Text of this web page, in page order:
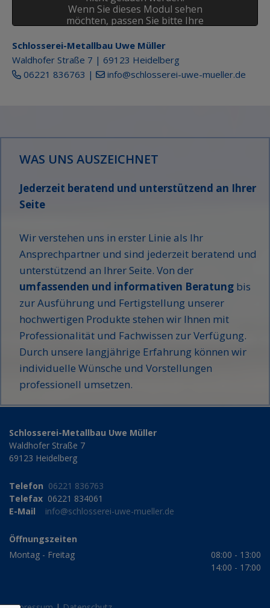
Wenn Sie dieses Modul sehen
möchten, passen Sie bitte Ihre
an.
Cookie Einstellungen
Schlosserei-Metallbau Uwe Müller
Waldhofer Straße 7 | 69123 Heidelberg
06221 836763 |
info@schlosserei-uwe-mueller.de
WAS UNS AUSZEICHNET
Jederzeit beratend und unterstützend an Ihrer
Seite
Wir verstehen uns in erster Linie als Ihr
Ansprechpartner und sind jederzeit beratend und
unterstützend an Ihrer Seite. Von der
umfassenden und informativen Beratung bis
zur Ausführung und Fertigstellung unserer
hochwertigen Produkte stehen wir Ihnen mit
Professionalität und Fachwissen zur Verfügung.
Durch unsere langjährige Erfahrung können wir
individuelle Wünsche und Vorstellungen
professionell umsetzen.
Schlosserei-Metallbau Uwe Müller
Waldhofer Straße 7
69123 Heidelberg
Telefon 06221 836763
Telefax 06221 834061
E-Mail
info@schlosserei-uwe-mueller.de
Öffnungszeiten
Montag - Freitag
08:00 - 13:00
14:00 - 17:00